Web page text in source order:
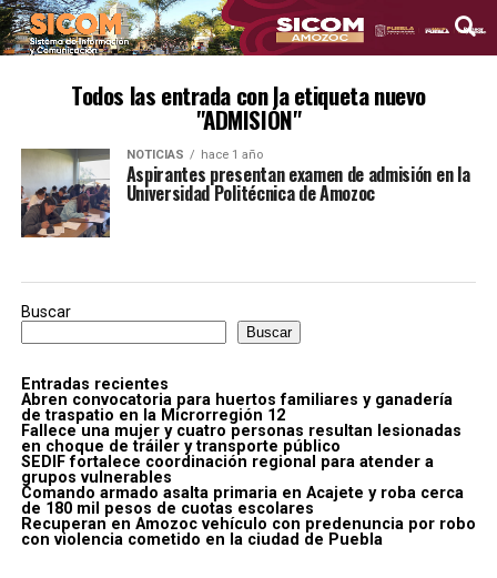
Todos las entrada con la etiqueta nuevo
"ADMISIÓN"
NOTICIAS hace 1 año
Aspirantes presentan examen de admisión en la
Universidad Politécnica de Amozoc
Buscar
Buscar
Entradas recientes
Abren convocatoria para huertos familiares y ganadería
de traspatio en la Microrregión 12
Fallece una mujer y cuatro personas resultan lesionadas
en choque de tráiler y transporte público
SEDIF fortalece coordinación regional para atender a
grupos vulnerables
Comando armado asalta primaria en Acajete y roba cerca
de 180 mil pesos de cuotas escolares
Recuperan en Amozoc vehículo con predenuncia por robo
con violencia cometido en la ciudad de Puebla